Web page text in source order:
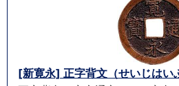
[新寛永] 正字背文（せいじはい